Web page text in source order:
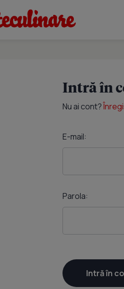
Intră în
Nu ai cont?
E-mail:
Parola: